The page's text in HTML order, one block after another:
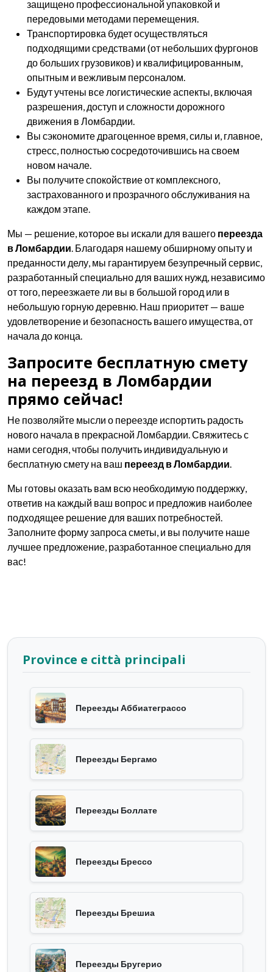
защищено профессиональной упаковкой и
передовыми методами перемещения.
Транспортировка будет осуществляться
подходящими средствами (от небольших фургонов
до больших грузовиков) и квалифицированным,
опытным и вежливым персоналом.
Будут учтены все логистические аспекты, включая
разрешения, доступ и сложности дорожного
движения в Ломбардии.
Вы сэкономите драгоценное время, силы и, главное,
стресс, полностью сосредоточившись на своем
новом начале.
Вы получите спокойствие от комплексного,
застрахованного и прозрачного обслуживания на
каждом этапе.
Мы — решение, которое вы искали для вашего переезда
в Ломбардии. Благодаря нашему обширному опыту и
преданности делу, мы гарантируем безупречный сервис,
разработанный специально для ваших нужд, независимо
от того, переезжаете ли вы в большой город или в
небольшую горную деревню. Наш приоритет — ваше
удовлетворение и безопасность вашего имущества, от
начала до конца.
Запросите бесплатную смету
на переезд в Ломбардии
прямо сейчас!
Не позволяйте мысли о переезде испортить радость
нового начала в прекрасной Ломбардии. Свяжитесь с
нами сегодня, чтобы получить индивидуальную и
бесплатную смету на ваш переезд в Ломбардии.
Мы готовы оказать вам всю необходимую поддержку,
ответив на каждый ваш вопрос и предложив наиболее
подходящее решение для ваших потребностей.
Заполните форму запроса сметы, и вы получите наше
лучшее предложение, разработанное специально для
вас!
Province e città principali
Переезды Аббиатеграссо
Переезды Бергамо
Переезды Боллате
Переезды Брессо
Переезды Брешиа
Переезды Бругерио